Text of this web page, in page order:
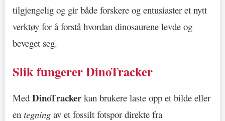
tilgjengelig og gir både forskere og entusiaster et nytt
verktøy for å forstå hvordan dinosaurene levde og
beveget seg.
Slik fungerer DinoTracker
Med DinoTracker kan brukere laste opp et bilde eller
en tegning av et fossilt fotspor direkte fra